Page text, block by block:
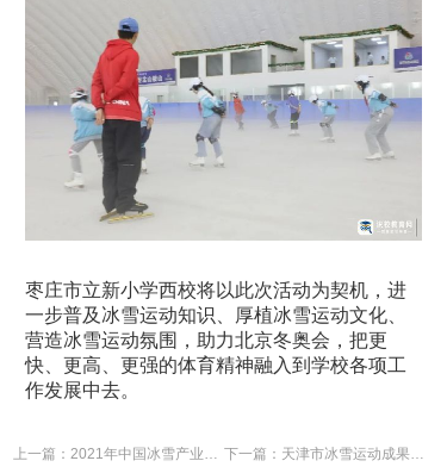
枣庄市立新小学西校将以此次活动为契机，进
一步普及冰雪运动知识、厚植冰雪运动文化、
营造冰雪运动氛围，助力北京冬奥会，把更
快、更高、更强的体育精神融入到学校各项工
作发展中去。
上一篇：2021年中国冰雪产业市场规模、发展前景及发展趋势分析 产业有望达到万亿元 下一篇：天津市冰雪运动成果展示活动举行